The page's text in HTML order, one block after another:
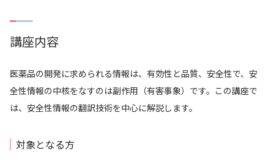
企業のご担当の方
採用情報
お問い合わせ
講座内容
医薬品の開発に求められる情報は、有効性と品質、安全性で、安
全性情報の中核をなすのは副作用（有害事象）です。この講座で
は、安全性情報の翻訳技術を中心に解説します。
対象となる方